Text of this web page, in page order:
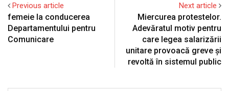
Previous article
femeie la conducerea
Departamentului pentru
Comunicare
Next article
Miercurea protestelor.
Adevăratul motiv pentru
care legea salarizării
unitare provoacă greve și
revoltă în sistemul public